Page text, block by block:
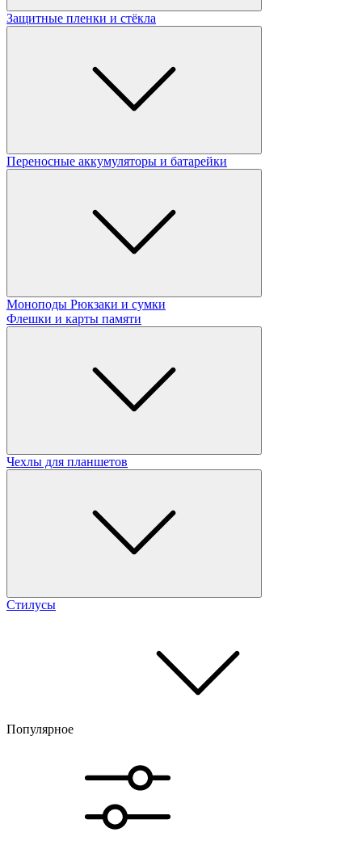
Защитные пленки и стёкла
Переносные аккумуляторы и батарейки
Моноподы Рюкзаки и сумки
Флешки и карты памяти
Чехлы для планшетов
Стилусы
Популярное